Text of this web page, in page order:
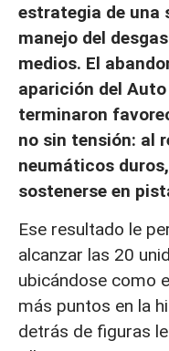
estrategia de una
manejo del
medios. El
aparición del
terminaron
no sin tensión: al
neumáticos
sostenerse en
Ese resultado le
alcanzar las 20
ubicándose como
más puntos en la
detrás de figuras